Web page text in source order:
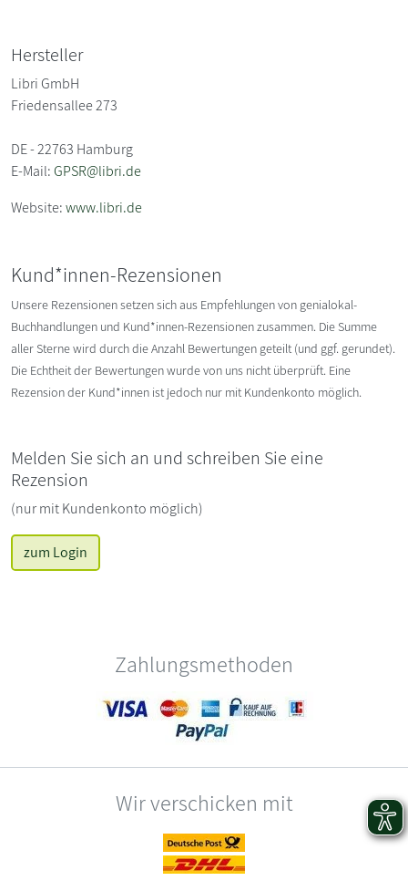
Hersteller
Libri GmbH
Friedensallee 273
DE - 22763 Hamburg
E-Mail:GPSR@libri.de
Website:www.libri.de
Kund*innen-Rezensionen
Unsere Rezensionen setzen sich aus Empfehlungen von genialokal-
Buchhandlungen und Kund*innen-Rezensionen zusammen. Die Summe
aller Sterne wird durch die Anzahl Bewertungen geteilt (und ggf. gerundet).
Die Echtheit der Bewertungen wurde von uns nicht überprüft. Eine
Rezension der Kund*innen ist jedoch nur mit Kundenkonto möglich.
Melden Sie sich an und schreiben Sie eine
Rezension
(nur mit Kundenkonto möglich)
zum Login
Zahlungsmethoden
Wir verschicken mit